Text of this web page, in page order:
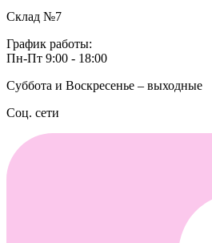
Склад №7
График работы:
Пн-Пт 9:00 - 18:00
Суббота и Воскресенье – выходные
Соц. сети